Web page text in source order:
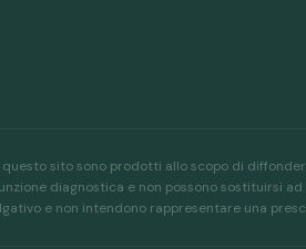
sito sono prodotti allo scopo di
diagnostica e non possono sostituirsi
e non intendono rappresentare una